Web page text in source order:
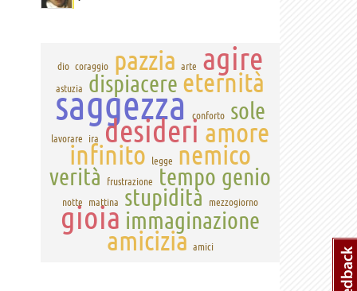
dio coraggio pazzia arte agire
astuzia dispiacere eternità
saggezza conforto sole
lavorare ira desideri amore
infinito legge nemico
verità frustrazione tempo genio
notte mattina stupidità mezzogiorno
gioia immaginazione
amicizia amici